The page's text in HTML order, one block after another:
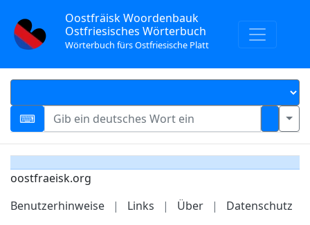
Oostfräisk Woordenbauk
Ostfriesisches Wörterbuch
Wörterbuch fürs Ostfriesische Platt
oostfraeisk.org
Benutzerhinweise
| Links | Über | Datenschutz